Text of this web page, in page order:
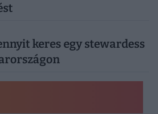
keres egy stewardess